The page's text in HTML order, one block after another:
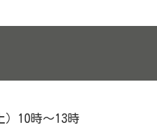
）10時〜13時